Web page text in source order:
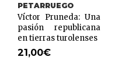
PETARRUEGO
Víctor Pruneda: Una
pasión republicana
en tierras turolenses
21,00€